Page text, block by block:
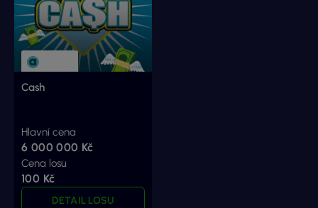
Cash
Hlavní cena
6 000 000 Kč
Cena losu
100 Kč
DETAIL LOSU